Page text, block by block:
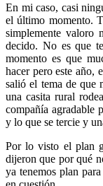
En mi caso, casi
el último momento.
simplemente valoro
decido. No es que
momento es que
hacer pero este año,
salió el tema de que
una casita rural
compañía agradable
y lo que se tercie y
Por lo visto el plan
dijeron que por qué
ya tenemos plan